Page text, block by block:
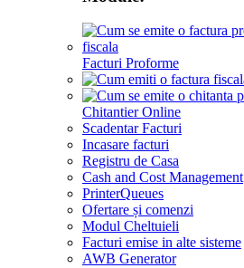
Facturi Proforme
Chitantier Online
Scadentar Facturi
Incasare facturi
Registru de Casa
Cash and Cost Management
PrinterQueues
Ofertare și comenzi
Modul Cheltuieli
Facturi emise in alte sisteme
AWB Generator